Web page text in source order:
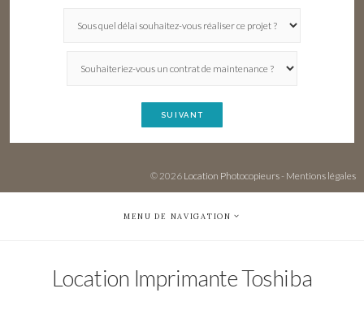
SUIVANT
© 2026 Location Photocopieurs- Mentions légales
MENU DE NAVIGATION
Location Imprimante Toshiba